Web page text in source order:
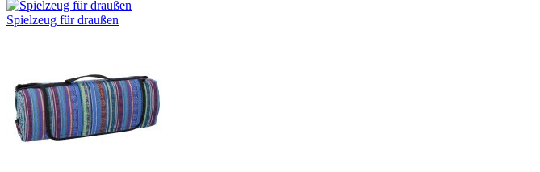
Spielzeug für draußen